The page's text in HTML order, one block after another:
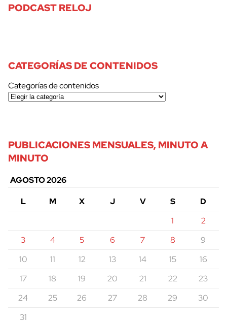
PODCAST RELOJ
CATEGORÍAS DE CONTENIDOS
Categorías de contenidos
PUBLICACIONES MENSUALES, MINUTO A
MINUTO
AGOSTO 2026
L
M X J V S
D
1
2
3
4 5 6 7 8
9
10
11 12 13 14 15
16
17
18 19 20 21 22
23
24
25 26 27 28 29
30
31